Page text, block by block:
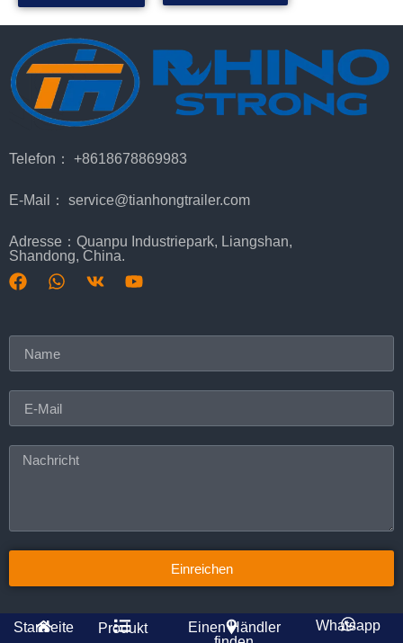
Telefon： +8618678869983
E-Mail： service@tianhongtrailer.com
Adresse：Quanpu Industriepark, Liangshan,
Shandong, China.
Einreichen
Startseite Produkt
Einen Händler
Whatsapp